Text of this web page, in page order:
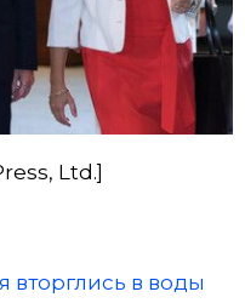
Ltd.]
вторглись в воды